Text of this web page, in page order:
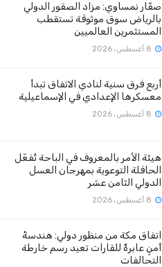
صقّار نمساوي: مزاد الصقور الدولي
بالرياض سوق موثوقة تستقطب
المستثمرين العالميين
أربع فرق سنية لنادي الاتفاق تبدأ
معسكرها الإعدادي في الإسماعيلية
هيئة الأمر بالمعروف في الباحة تُفعّل
الحافلة التوعوية بمهرجان العسل
الدولي الثامن عشر
اتفاق مكة من منظور دولي: هندسةُ
أمنٍ عابرةٌ للقارات تعيد رسم خارطة
التحالفات